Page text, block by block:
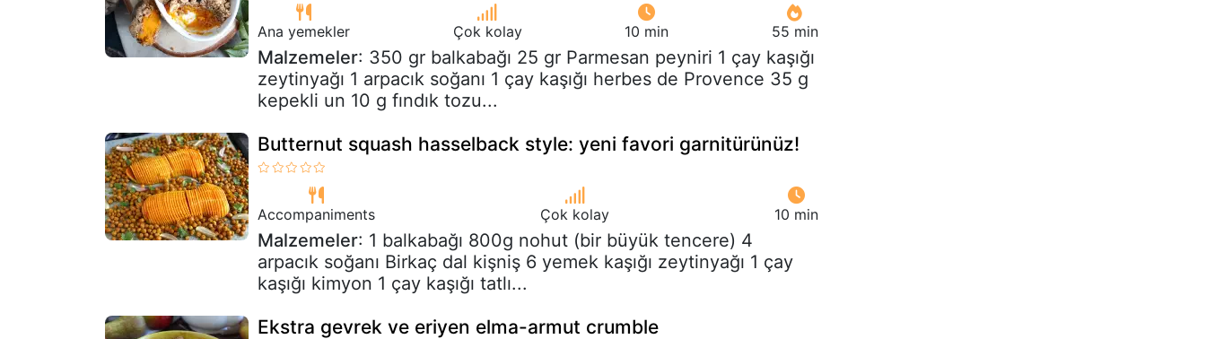
Ana yemekler Çok kolay 10 min 55 min
Malzemeler: 350 gr balkabağı 25 gr Parmesan peyniri 1 çay kaşığı
zeytinyağı 1 arpacık soğanı 1 çay kaşığı herbes de Provence 35 g
kepekli un 10 g fındık tozu...
Butternut squash hasselback style: yeni favori garnitürünüz!
Accompaniments Çok kolay 10 min
Malzemeler: 1 balkabağı 800g nohut (bir büyük tencere) 4
arpacık soğanı Birkaç dal kişniş 6 yemek kaşığı zeytinyağı 1 çay
kaşığı kimyon 1 çay kaşığı tatlı...
Ekstra gevrek ve eriyen elma-armut crumble